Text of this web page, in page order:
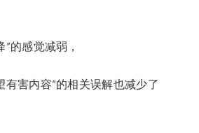
的感觉减弱，
有害内容”的相关误解也减少了